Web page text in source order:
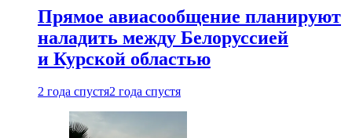
Прямое авиасообщение планируют
наладить между Белоруссией
и Курской областью
2 года спустя2 года спустя